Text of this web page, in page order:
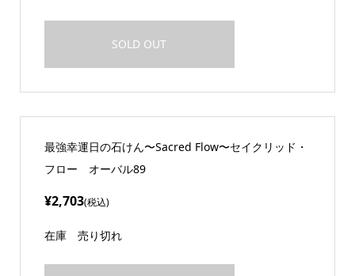
SOLD OUT
最強幸運日の石けん〜Sacred Flow〜セイクリッド・
フロー オーバル89
¥2,703(税込)
在庫 売り切れ